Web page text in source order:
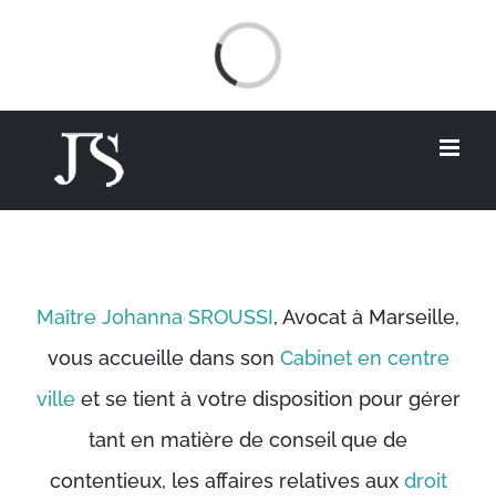
Loading...
Maître Johanna SROUSSI, Avocat à Marseille,
vous accueille dans son Cabinet en centre
villeet se tient à votre disposition pour gérer
tant en matière de conseil que de
contentieux, les affaires relatives aux droit